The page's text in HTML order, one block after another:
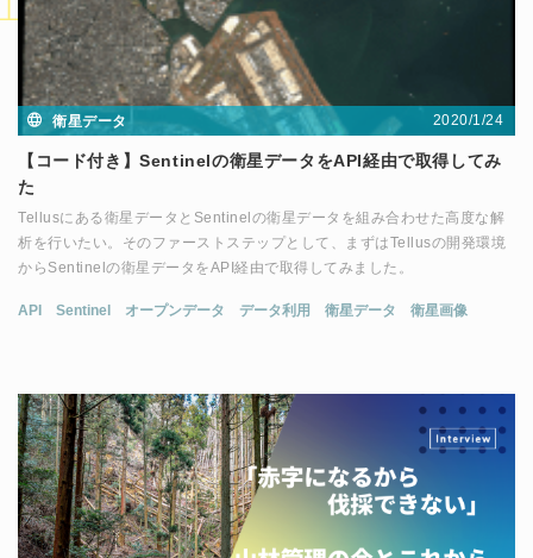
衛星データ 2020/1/24
【コード付き】Sentinelの衛星データをAPI経由で取得してみ
た
Tellusにある衛星データとSentinelの衛星データを組み合わせた高度な解
析を行いたい。そのファーストステップとして、まずはTellusの開発環境
からSentinelの衛星データをAPI経由で取得してみました。
API Sentinel オープンデータ データ利用 衛星データ 衛星画像